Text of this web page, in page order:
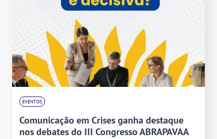
EVENTOS
Comunicação em Crises ganha destaque
nos debates do III Congresso ABRAPAVAA